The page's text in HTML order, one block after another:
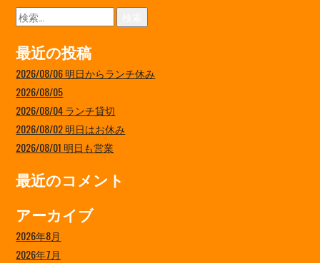
検
索:
最近の投稿
2026/08/06 明日からランチ休み
2026/08/05
2026/08/04 ランチ貸切
2026/08/02 明日はお休み
2026/08/01 明日も営業
最近のコメント
アーカイブ
2026年8月
2026年7月